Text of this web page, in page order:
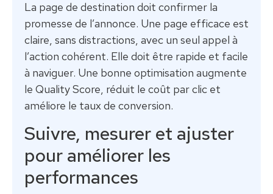
La page de destination doit confirmer la
promesse de l’annonce. Une page efficace est
claire, sans distractions, avec un seul appel à
l’action cohérent. Elle doit être rapide et facile
à naviguer. Une bonne optimisation augmente
le Quality Score, réduit le coût par clic et
améliore le taux de conversion.
Suivre, mesurer et ajuster
pour améliorer les
performances